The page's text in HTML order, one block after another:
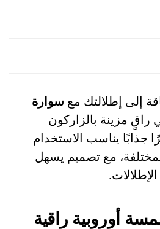
إلى إطلالتك مع سوارة
راقٍ مزينة بالزاركون
جذابًا يناسب الاستخدام
مع تصميم يسهل
أوروبية راقية